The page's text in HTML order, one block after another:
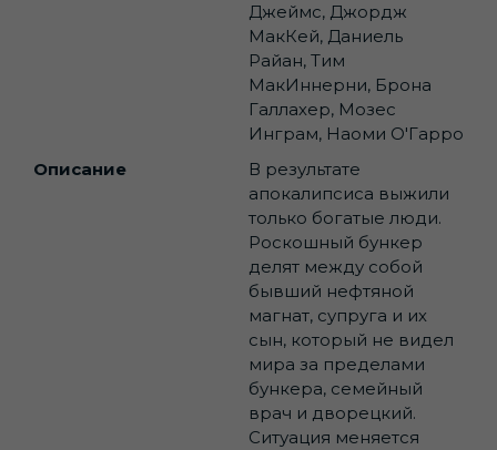
Джеймс, Джордж
МакКей, Даниель
Райан, Тим
МакИннерни, Брона
Галлахер, Мозес
Инграм, Наоми О'Гарро
Описание
В результате
апокалипсиса выжили
только богатые люди.
Роскошный бункер
делят между собой
бывший нефтяной
магнат, супруга и их
сын, который не видел
мира за пределами
бункера, семейный
врач и дворецкий.
Ситуация меняется